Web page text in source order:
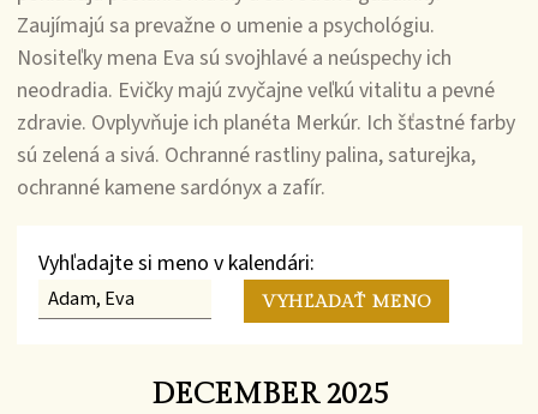
Zaujímajú sa prevažne o umenie a psychológiu.
Nositeľky mena Eva sú svojhlavé a neúspechy ich
neodradia. Evičky majú zvyčajne veľkú vitalitu a pevné
zdravie. Ovplyvňuje ich planéta Merkúr. Ich šťastné farby
sú zelená a sivá. Ochranné rastliny palina, saturejka,
ochranné kamene sardónyx a zafír.
Vyhľadajte si meno v kalendári:
DECEMBER 2025